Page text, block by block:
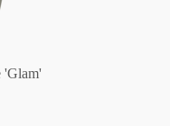
'Glam'